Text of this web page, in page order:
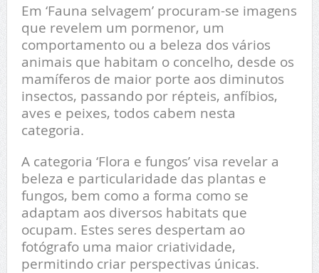
Em ‘Fauna selvagem’ procuram-se imagens
que revelem um pormenor, um
comportamento ou a beleza dos vários
animais que habitam o concelho, desde os
mamíferos de maior porte aos diminutos
insectos, passando por répteis, anfíbios,
aves e peixes, todos cabem nesta
categoria.
A categoria ‘Flora e fungos’ visa revelar a
beleza e particularidade das plantas e
fungos, bem como a forma como se
adaptam aos diversos habitats que
ocupam. Estes seres despertam ao
fotógrafo uma maior criatividade,
permitindo criar perspectivas únicas.